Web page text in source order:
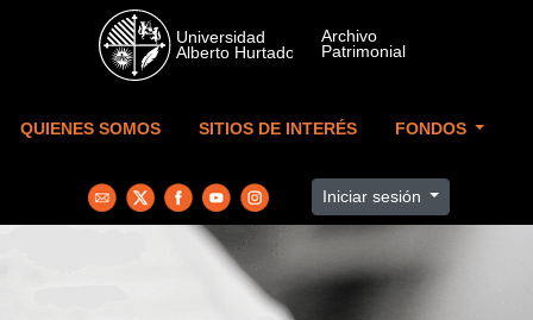
Skip to main content
QUIENES SOMOS SITIOS DE INTERÉS FONDOS
Iniciar sesión